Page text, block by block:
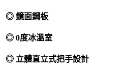
◎ 鏡面鋼板
◎ 0度冰溫室
◎ 立體直立式把手設計